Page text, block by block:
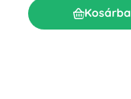
Kosárba